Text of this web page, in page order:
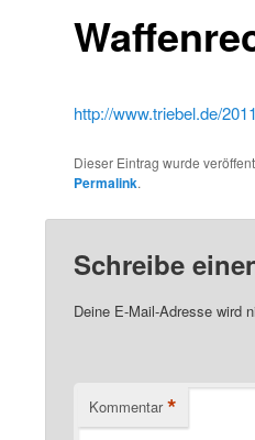
http://www.triebel.de/
Dieser Eintrag wurde
Permalink.
Schreibe
Deine E-Mail-Adresse wird
Kommentar *